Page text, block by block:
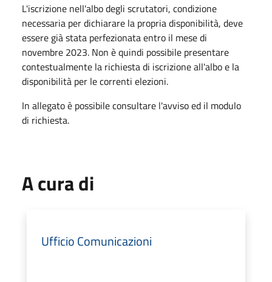
L'iscrizione nell'albo degli scrutatori, condizione
necessaria per dichiarare la propria disponibilità, deve
essere già stata perfezionata entro il mese di
novembre 2023. Non è quindi possibile presentare
contestualmente la richiesta di iscrizione all'albo e la
disponibilità per le correnti elezioni.
In allegato è possibile consultare l'avviso ed il modulo
di richiesta.
A cura di
Ufficio Comunicazioni